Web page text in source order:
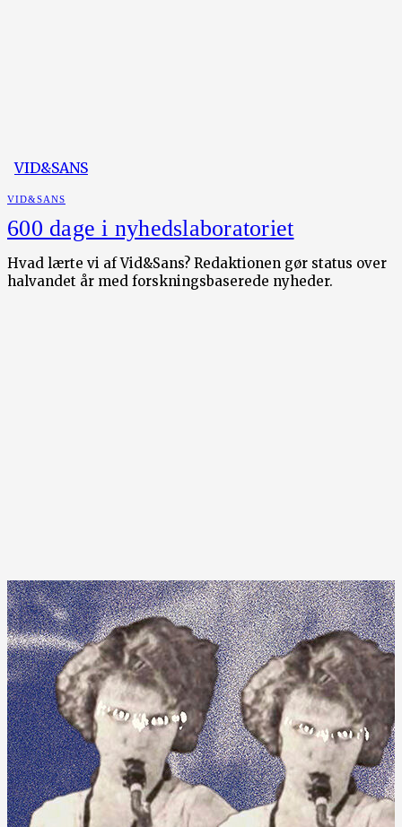
VID&SANS
VID&SANS
600 dage i nyhedslaboratoriet
Hvad lærte vi af Vid&Sans? Redaktionen gør status over
halvandet år med forskningsbaserede nyheder.